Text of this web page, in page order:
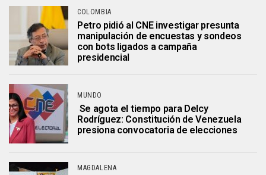
COLOMBIA
Petro pidió al CNE investigar presunta
manipulación de encuestas y sondeos
con bots ligados a campaña
presidencial
MUNDO
Se agota el tiempo para Delcy
Rodríguez: Constitución de Venezuela
presiona convocatoria de elecciones
MAGDALENA